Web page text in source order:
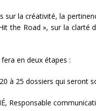
sur la créativité, la
the Road », sur la clarté
en deux étapes :
à 25 dossiers qui seront
Responsable